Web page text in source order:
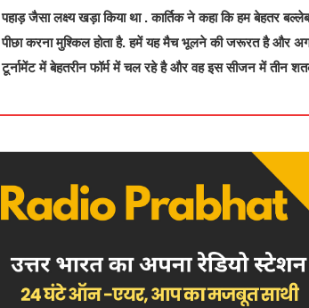
पहाड़ जैसा लक्ष्य खड़ा किया था . कार्तिक ने कहा कि हम बेहतर
पीछा करना मुश्किल होता है. हमें यह मैच भूलने की जरूरत है और अगले
टूर्नामेंट में बेहतरीन फॉर्म में चल रहे है और वह इस सीजन में तीन